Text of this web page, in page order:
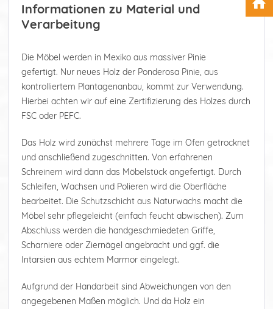
Informationen zu Material und
Verarbeitung
Die Möbel werden in Mexiko aus massiver Pinie
gefertigt. Nur neues Holz der Ponderosa Pinie, aus
kontrolliertem Plantagenanbau, kommt zur Verwendung.
Hierbei achten wir auf eine Zertifizierung des Holzes durch
FSC oder PEFC.
Das Holz wird zunächst mehrere Tage im Ofen getrocknet
und anschließend zugeschnitten. Von erfahrenen
Schreinern wird dann das Möbelstück angefertigt. Durch
Schleifen, Wachsen und Polieren wird die Oberfläche
bearbeitet. Die Schutzschicht aus Naturwachs macht die
Möbel sehr pflegeleicht (einfach feucht abwischen). Zum
Abschluss werden die handgeschmiedeten Griffe,
Scharniere oder Ziernägel angebracht und ggf. die
Intarsien aus echtem Marmor eingelegt.
Aufgrund der Handarbeit sind Abweichungen von den
angegebenen Maßen möglich. Und da Holz ein